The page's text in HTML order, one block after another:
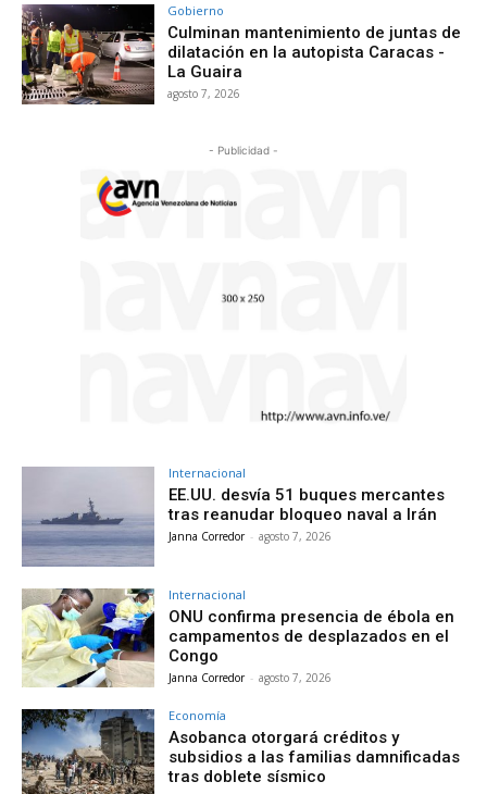
Gobierno
Culminan mantenimiento de juntas de
dilatación en la autopista Caracas -
La Guaira
agosto 7, 2026
- Publicidad -
Internacional
EE.UU. desvía 51 buques mercantes
tras reanudar bloqueo naval a Irán
Janna Corredor - agosto 7, 2026
Internacional
ONU confirma presencia de ébola en
campamentos de desplazados en el
Congo
Janna Corredor - agosto 7, 2026
Economía
Asobanca otorgará créditos y
subsidios a las familias damnificadas
tras doblete sísmico